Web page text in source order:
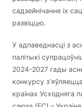
садзейнічанне іх
развіццю.
У адпаведнасці з
палітыкі
2024-2027 гады
конкурсу
краінах Усходняга